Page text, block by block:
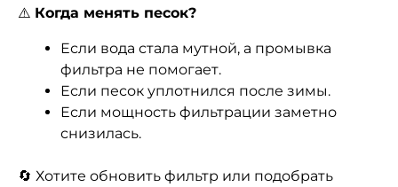
⚠️ Когда менять песок?
Если вода стала мутной, а промывка
фильтра не помогает.
Если песок уплотнился после зимы.
Если мощность фильтрации заметно
снизилась.
🔄 Хотите обновить фильтр или подобрать